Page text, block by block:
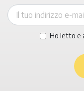
Ho letto e